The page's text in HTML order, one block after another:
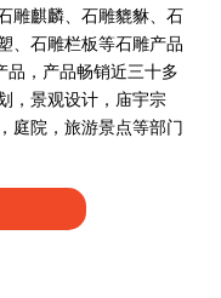
雕麒麟、石雕貔貅、石
、石雕栏板等石雕产品
，产品畅销近三十多
，景观设计，庙宇宗
庭院，旅游景点等部门